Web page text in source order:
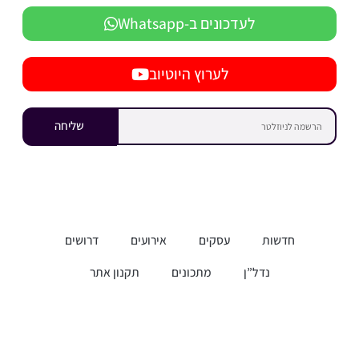
לעדכונים ב-Whatsapp
לערוץ היוטיוב
שליחה
חדשות עסקים אירועים
דרושים
נדל”ן
מתכונים תקנון אתר